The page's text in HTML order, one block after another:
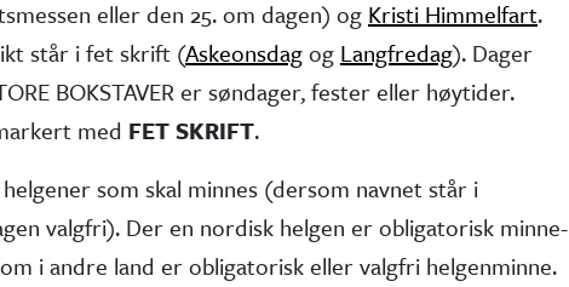
eller den 25. om dagen) og Kristi Himmelfart.
står i fet skrift (Askeonsdagog Langfredag). Dager
BOKSTAVER er søndager, fester eller høytider.
med FET SKRIFT.
som skal minnes (dersom navnet står i
valgfri). Der en nordisk helgen er obliga­torisk minne­
i andre land er obliga­torisk eller valgfri helgen­minne.